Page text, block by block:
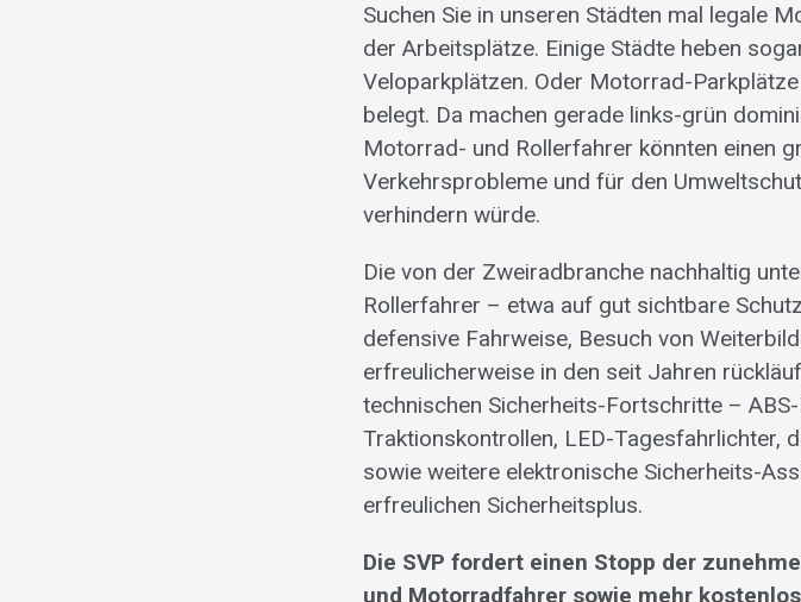
Suchen Sie in unseren Städten mal legale
der Arbeitsplätze. Einige Städte heben
Veloparkplätzen. Oder Motorrad-
belegt. Da machen gerade links-grün
Motorrad- und Rollerfahrer könnten einen
Verkehrsprobleme und für den
verhindern würde.
Die von der Zweiradbranche nachhaltig
Rollerfahrer – etwa auf gut sichtbare
defensive Fahrweise, Besuch von
erfreulicherweise in den seit Jahren
technischen Sicherheits-Fortschritte –
Traktionskontrollen, LED-Tagesfahrlichter,
sowie weitere elektronische Sicherheits-
erfreulichen Sicherheitsplus.
Die SVP fordert einen Stopp der
und Motorradfahrer sowie mehr